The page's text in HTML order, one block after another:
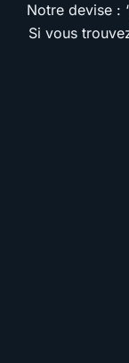
Notre devise :
Si vous